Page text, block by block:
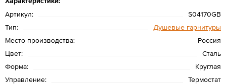
Артикул:
S04170GB
Тип:
Душевые гарнитуры
Место производства:
Россия
Цвет:
Сталь
Форма:
Круглая
Управление:
Термостат